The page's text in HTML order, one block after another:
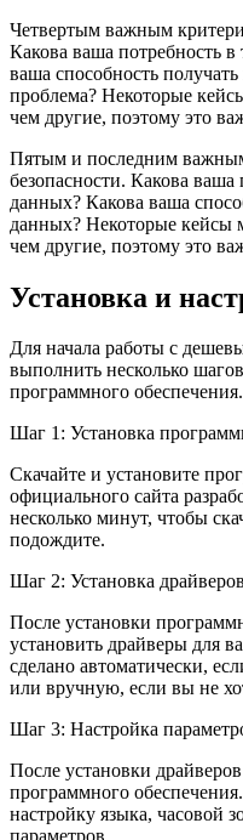
Четвертым важным
Какова ваша потребность
ваша способность
проблема? Некоторые
чем другие, поэтому это
Пятым и последним
безопасности. Какова ваша
данных? Какова ваша
данных? Некоторые кейсы
чем другие, поэтому это
Установка и
Для начала работы с
выполнить несколько
программного обеспечения.
Шаг 1: Установка
Скачайте и установите
официального сайта
несколько минут, чтобы
подождите.
Шаг 2: Установка драйверов
После установки
установить драйверы для
сделано автоматически,
или вручную, если вы не
Шаг 3: Настройка
После установки
программного
настройку языка, часовой